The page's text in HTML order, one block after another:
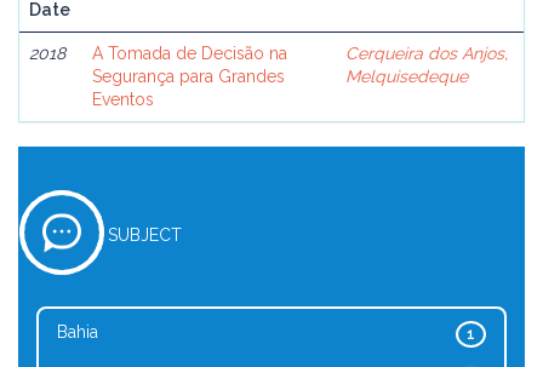
Date
2018
A Tomada de Decisão na
Segurança para Grandes
Eventos
Cerqueira dos Anjos,
Melquisedeque
SUBJECT
1
Bahia